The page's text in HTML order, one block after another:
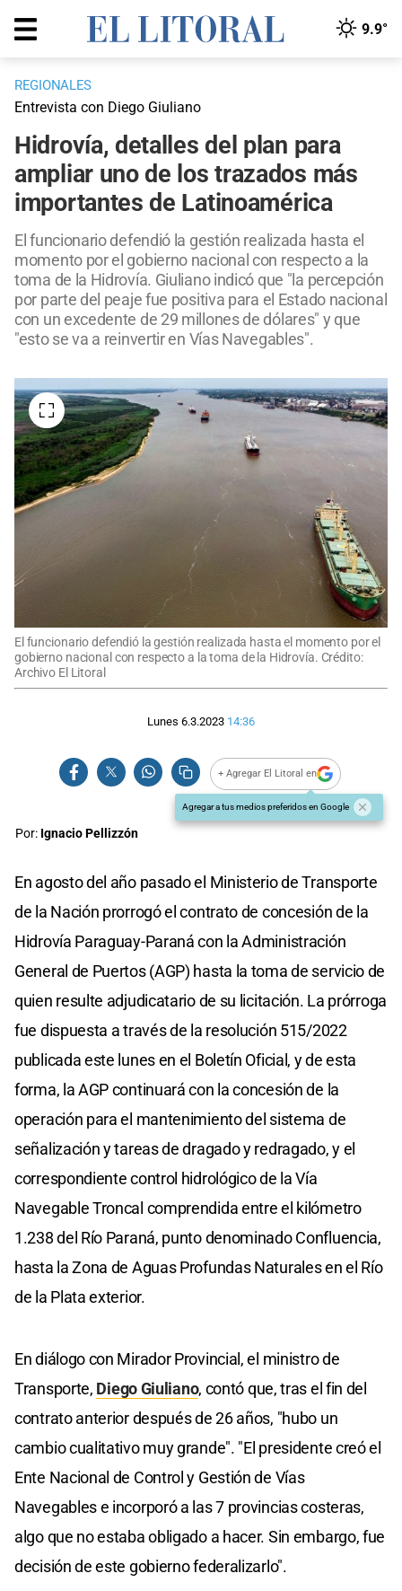
9.9°
REGIONALES
Entrevista con Diego Giuliano
Hidrovía, detalles del plan para
ampliar uno de los trazados más
importantes de Latinoamérica
El funcionario defendió la gestión realizada hasta el
momento por el gobierno nacional con respecto a la
toma de la Hidrovía. Giuliano indicó que "la percepción
por parte del peaje fue positiva para el Estado nacional
con un excedente de 29 millones de dólares" y que
"esto se va a reinvertir en Vías Navegables".
El funcionario defendió la gestión realizada hasta el momento por el
gobierno nacional con respecto a la toma de la Hidrovía. Crédito:
Archivo El Litoral
Lunes 6.3.2023 14:36
+ Agregar El Litoral en
Agregar a tus medios preferidos en Google
Por: Ignacio Pellizzón
En agosto del año pasado el Ministerio de Transporte
de la Nación prorrogó el contrato de concesión de la
Hidrovía Paraguay-Paraná con la Administración
General de Puertos (AGP) hasta la toma de servicio de
quien resulte adjudicatario de su licitación. La prórroga
fue dispuesta a través de la resolución 515/2022
publicada este lunes en el Boletín Oficial, y de esta
forma, la AGP continuará con la concesión de la
operación para el mantenimiento del sistema de
señalización y tareas de dragado y redragado, y el
correspondiente control hidrológico de la Vía
Navegable Troncal comprendida entre el kilómetro
1.238 del Río Paraná, punto denominado Confluencia,
hasta la Zona de Aguas Profundas Naturales en el Río
de la Plata exterior.
En diálogo con Mirador Provincial, el ministro de
Transporte, Diego Giuliano, contó que, tras el fin del
contrato anterior después de 26 años, "hubo un
cambio cualitativo muy grande". "El presidente creó el
Ente Nacional de Control y Gestión de Vías
Navegables e incorporó a las 7 provincias costeras,
algo que no estaba obligado a hacer. Sin embargo, fue
decisión de este gobierno federalizarlo".